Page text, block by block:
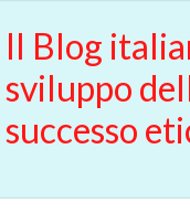
Il Blog
sviluppo
successo